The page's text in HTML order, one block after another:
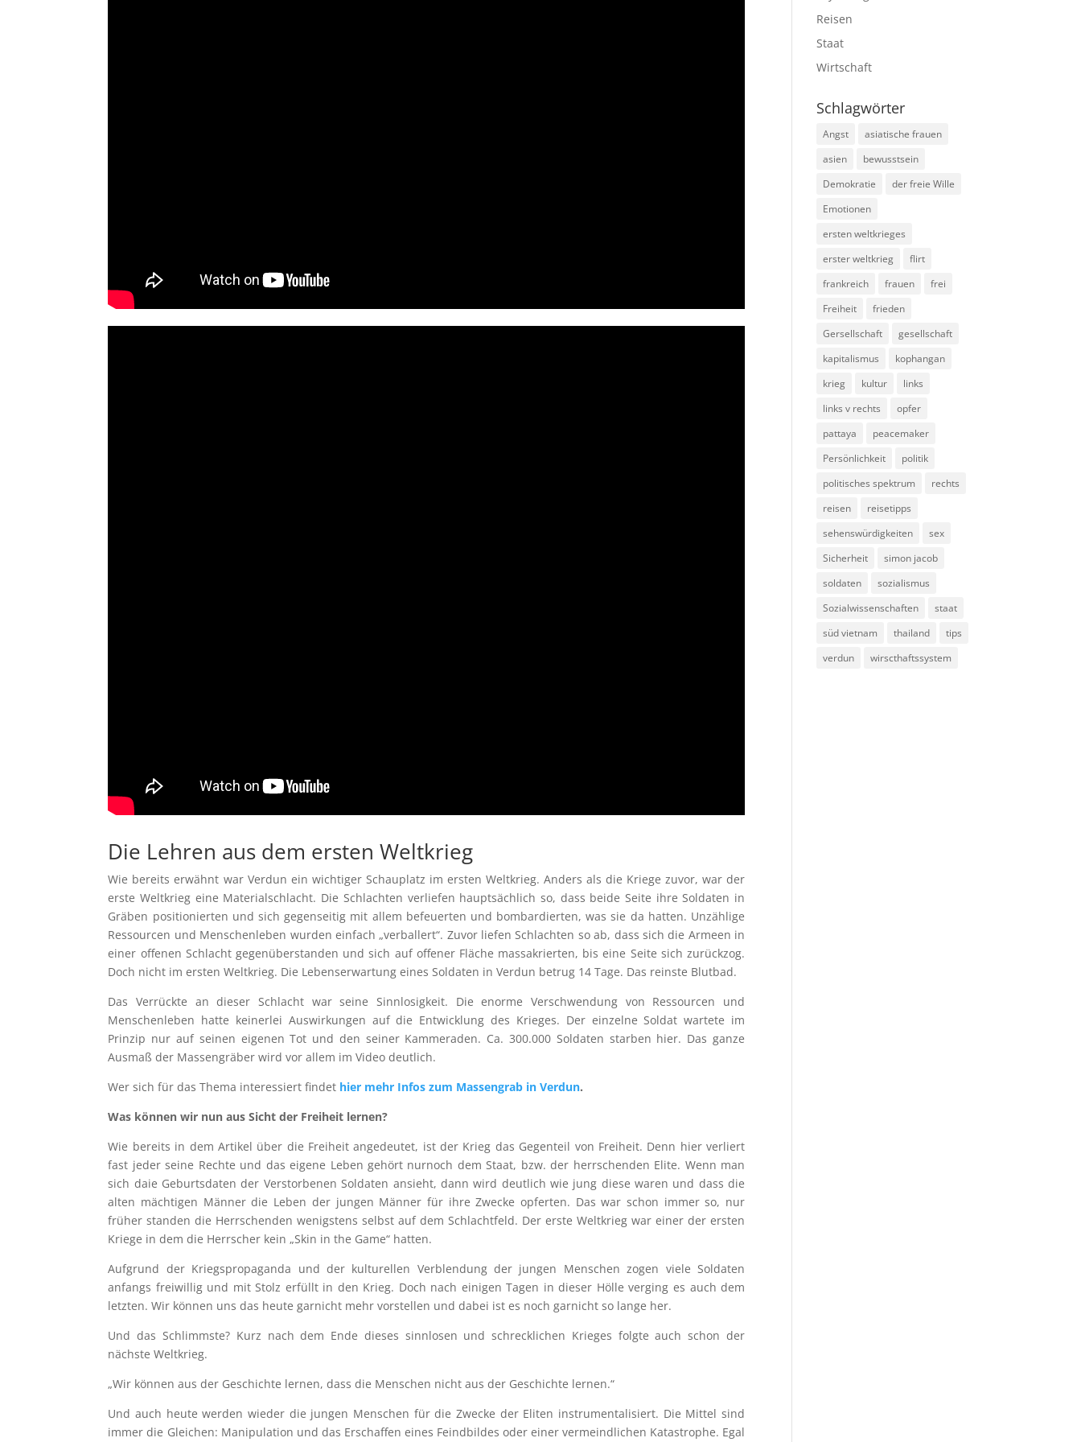
Die Lehren aus dem ersten Weltkrieg
Wie bereits erwähnt war Verdun ein wichtiger Schauplatz im ersten Weltkrieg. Anders als die Kriege zuvor, war der
erste Weltkrieg eine Materialschlacht. Die Schlachten verliefen hauptsächlich so, dass beide Seite ihre Soldaten in
Gräben positionierten und sich gegenseitig mit allem befeuerten und bombardierten, was sie da hatten. Unzählige
Ressourcen und Menschenleben wurden einfach „verballert“. Zuvor liefen Schlachten so ab, dass sich die Armeen in
einer offenen Schlacht gegenüberstanden und sich auf offener Fläche massakrierten, bis eine Seite sich zurückzog.
Doch nicht im ersten Weltkrieg. Die Lebenserwartung eines Soldaten in Verdun betrug 14 Tage. Das reinste Blutbad.
Das Verrückte an dieser Schlacht war seine Sinnlosigkeit. Die enorme Verschwendung von Ressourcen und
Menschenleben hatte keinerlei Auswirkungen auf die Entwicklung des Krieges. Der einzelne Soldat wartete im
Prinzip nur auf seinen eigenen Tot und den seiner Kammeraden. Ca. 300.000 Soldaten starben hier. Das ganze
Ausmaß der Massengräber wird vor allem im Video deutlich.
Wer sich für das Thema interessiert findet hier mehr Infos zum Massengrab in Verdun.
Was können wir nun aus Sicht der Freiheit lernen?
Wie bereits in dem Artikel über die Freiheit angedeutet, ist der Krieg das Gegenteil von Freiheit. Denn hier verliert
fast jeder seine Rechte und das eigene Leben gehört nurnoch dem Staat, bzw. der herrschenden Elite. Wenn man
sich daie Geburtsdaten der Verstorbenen Soldaten ansieht, dann wird deutlich wie jung diese waren und dass die
alten mächtigen Männer die Leben der jungen Männer für ihre Zwecke opferten. Das war schon immer so, nur
früher standen die Herrschenden wenigstens selbst auf dem Schlachtfeld. Der erste Weltkrieg war einer der ersten
Kriege in dem die Herrscher kein „Skin in the Game“ hatten.
Aufgrund der Kriegspropaganda und der kulturellen Verblendung der jungen Menschen zogen viele Soldaten
anfangs freiwillig und mit Stolz erfüllt in den Krieg. Doch nach einigen Tagen in dieser Hölle verging es auch dem
letzten. Wir können uns das heute garnicht mehr vorstellen und dabei ist es noch garnicht so lange her.
Und das Schlimmste? Kurz nach dem Ende dieses sinnlosen und schrecklichen Krieges folgte auch schon der
nächste Weltkrieg.
„Wir können aus der Geschichte lernen, dass die Menschen nicht aus der Geschichte lernen.“
Und auch heute werden wieder die jungen Menschen für die Zwecke der Eliten instrumentalisiert. Die Mittel sind
immer die Gleichen: Manipulation und das Erschaffen eines Feindbildes oder einer vermeindlichen Katastrophe. Egal
Reisen
Staat
Wirtschaft
Schlagwörter
Angst
asiatische frauen
asien
bewusstsein
Demokratie
der freie Wille
Emotionen
ersten weltkrieges
erster weltkrieg
flirt
frankreich
frauen
frei
Freiheit
frieden
Gersellschaft
gesellschaft
kapitalismus
kophangan
krieg
kultur
links
links v rechts
opfer
pattaya
peacemaker
Persönlichkeit
politik
politisches spektrum
rechts
reisen
reisetipps
sehenswürdigkeiten
sex
Sicherheit
simon jacob
soldaten
sozialismus
Sozialwissenschaften
staat
süd vietnam
thailand
tips
verdun
wirscthaftssystem